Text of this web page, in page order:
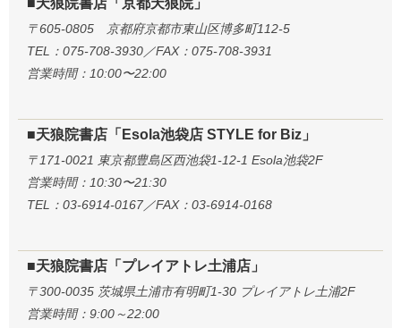
■天狼院書店「京都天狼院」
〒605-0805 京都府京都市東山区博多町112-5
TEL：075-708-3930／FAX：075-708-3931
営業時間：10:00〜22:00
■天狼院書店「Esola池袋店 STYLE for Biz」
〒171-0021 東京都豊島区西池袋1-12-1 Esola池袋2F
営業時間：10:30〜21:30
TEL：03-6914-0167／FAX：03-6914-0168
■天狼院書店「プレイアトレ土浦店」
〒300-0035 茨城県土浦市有明町1-30 プレイアトレ土浦2F
営業時間：9:00～22:00